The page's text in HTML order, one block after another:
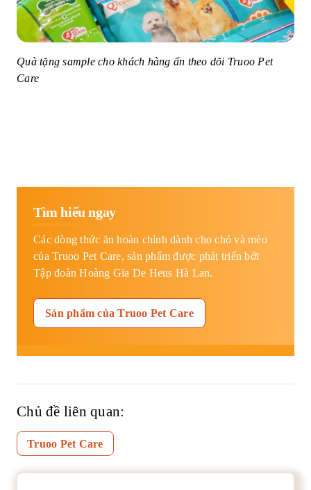
Quà tặng sample cho khách hàng ấn theo dõi Truoo Pet
Care
Tìm hiểu ngay
Các dòng thức ăn hoàn chỉnh dành cho chó và mèo
của Truoo Pet Care, sản phẩm được phát triển bởi
Tập đoàn Hoàng Gia De Heus Hà Lan.
Sản phẩm của Truoo Pet Care
Chủ đề liên quan:
Truoo Pet Care